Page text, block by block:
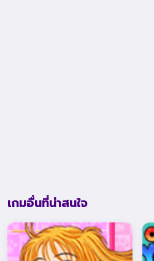
เกมอื่นที่น่าสนใจ